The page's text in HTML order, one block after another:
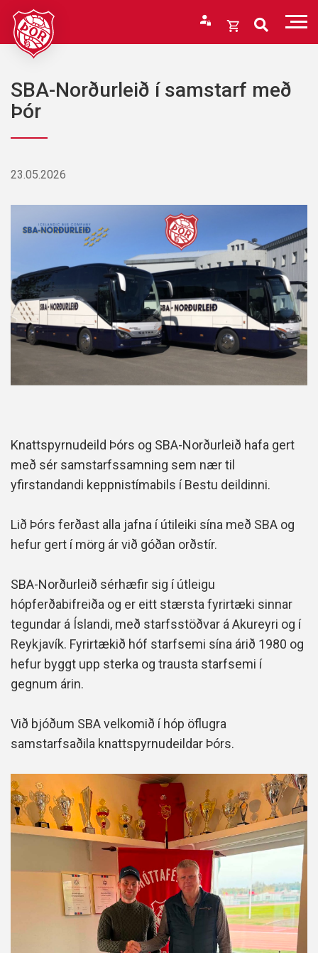
Fara
efni
Opna
Karfan þín
Loka
Karfan er tóm.
SBA-Norðurleið í samstarf með
Þór
23.05.2026
Knattspyrnudeild Þórs og SBA-Norðurleið hafa gert
með sér samstarfssamning sem nær til
yfirstandandi keppnistímabils í Bestu deildinni.
Lið Þórs ferðast alla jafna í útileiki sína með SBA og
hefur gert í mörg ár við góðan orðstír.
SBA-Norðurleið sérhæfir sig í útleigu
hópferðabifreiða og er eitt stærsta fyrirtæki sinnar
tegundar á Íslandi, með starfsstöðvar á Akureyri og í
Reykjavík. Fyrirtækið hóf starfsemi sína árið 1980 og
hefur byggt upp sterka og trausta starfsemi í
gegnum árin.
Við bjóðum SBA velkomið í hóp öflugra
samstarfsaðila knattspyrnudeildar Þórs.